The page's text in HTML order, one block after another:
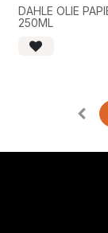
DAHLE OLIE
250ML